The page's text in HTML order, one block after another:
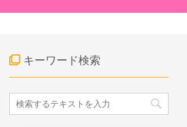
キーワード検索